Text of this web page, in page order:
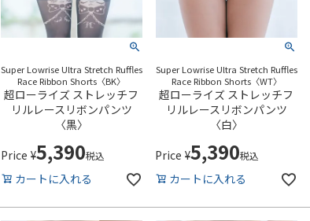
Super Lowrise Ultra Stretch Ruffles
Race Ribbon Shorts〈BK〉
超ローライズ ストレッチフ
リルレースリボンパンツ
〈黒〉
Price ¥5,390税込
カートに入れる
Super Lowrise Ultra Stretch Ruffles
Race Ribbon Shorts〈WT〉
超ローライズ ストレッチフ
リルレースリボンパンツ
〈白〉
Price ¥5,390税込
カートに入れる